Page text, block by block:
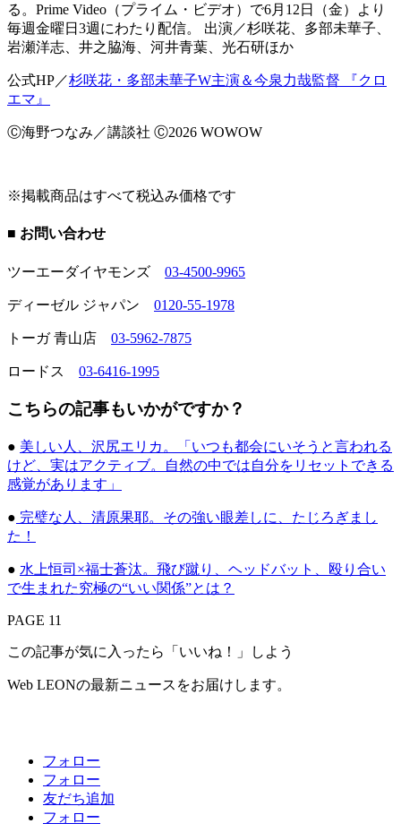
る。Prime Video（プライム・ビデオ）で6月12日（金）より
毎週金曜日3週にわたり配信。 出演／杉咲花、多部未華子、
岩瀬洋志、井之脇海、河井青葉、光石研ほか
公式HP／杉咲花・多部未華子W主演＆今泉力哉監督 『クロ
エマ』
Ⓒ海野つなみ／講談社 Ⓒ2026 WOWOW
※掲載商品はすべて税込み価格です
■ お問い合わせ
ツーエーダイヤモンズ 03-4500-9965
ディーゼル ジャパン 0120-55-1978
トーガ 青山店 03-5962-7875
ロードス 03-6416-1995
こちらの記事もいかがですか？
● 美しい人、沢尻エリカ。「いつも都会にいそうと言われる
けど、実はアクティブ。自然の中では自分をリセットできる
感覚があります」
● 完璧な人、清原果耶。その強い眼差しに、たじろぎまし
た！
● 水上恒司×福士蒼汰。飛び蹴り、ヘッドバット、殴り合い
で生まれた究極の“いい関係”とは？
PAGE 11
この記事が気に入ったら「いいね！」しよう
Web LEONの最新ニュースをお届けします。
フォロー
フォロー
友だち追加
フォロー